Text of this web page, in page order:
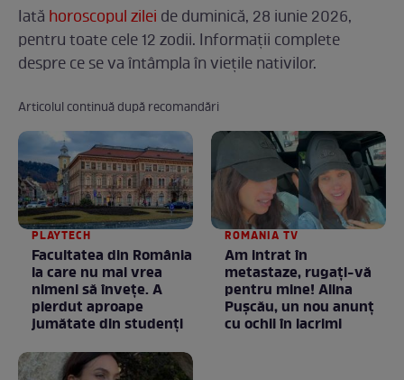
Iată horoscopul zilei de duminică, 28 iunie 2026,
pentru toate cele 12 zodii. Informații complete
despre ce se va întâmpla în viețile nativilor.
Articolul continuă după recomandări
PLAYTECH
Facultatea din România
la care nu mai vrea
nimeni să înveţe. A
pierdut aproape
jumătate din studenţi
ROMANIA TV
Am intrat în
metastaze, rugaţi-vă
pentru mine! Alina
Puşcău, un nou anunţ
cu ochii în lacrimi